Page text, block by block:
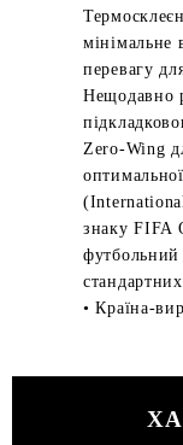
мінімальне
перевагу
Нещодавно
Zero-Wing
знаку FIFA
• Країна-